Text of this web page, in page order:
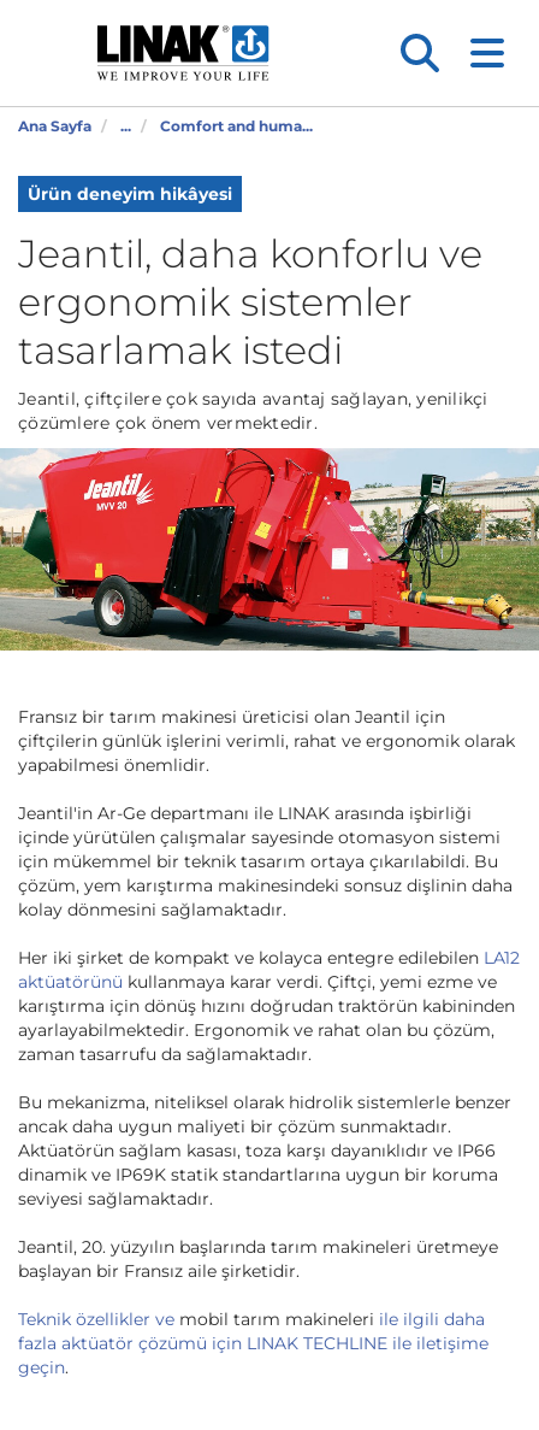
Ana Sayfa ... Comfort and huma...
Ürün deneyim hikâyesi
Jeantil, daha konforlu ve
ergonomik sistemler
tasarlamak istedi
Jeantil, çiftçilere çok sayıda avantaj sağlayan, yenilikçi
çözümlere çok önem vermektedir.
Fransız bir tarım makinesi üreticisi olan Jeantil için
çiftçilerin günlük işlerini verimli, rahat ve ergonomik olarak
yapabilmesi önemlidir.
Jeantil'in Ar-Ge departmanı ile LINAK arasında işbirliği
içinde yürütülen çalışmalar sayesinde otomasyon sistemi
için mükemmel bir teknik tasarım ortaya çıkarılabildi. Bu
çözüm, yem karıştırma makinesindeki sonsuz dişlinin daha
kolay dönmesini sağlamaktadır.
Her iki şirket de kompakt ve kolayca entegre edilebilen LA12
aktüatörünü kullanmaya karar verdi. Çiftçi, yemi ezme ve
karıştırma için dönüş hızını doğrudan traktörün kabininden
ayarlayabilmektedir. Ergonomik ve rahat olan bu çözüm,
zaman tasarrufu da sağlamaktadır.
Bu mekanizma, niteliksel olarak hidrolik sistemlerle benzer
ancak daha uygun maliyeti bir çözüm sunmaktadır.
Aktüatörün sağlam kasası, toza karşı dayanıklıdır ve IP66
dinamik ve IP69K statik standartlarına uygun bir koruma
seviyesi sağlamaktadır.
Jeantil, 20. yüzyılın başlarında tarım makineleri üretmeye
başlayan bir Fransız aile şirketidir.
Teknik özellikler ve mobil tarım makineleri ile ilgili daha
fazla aktüatör çözümü için LINAK TECHLINE ile iletişime
geçin.